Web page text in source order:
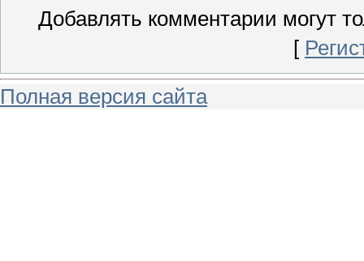
Добавлять комментарии могут
[
Полная версия сайта